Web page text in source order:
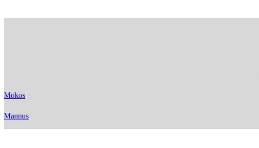
Mokos
Mannus